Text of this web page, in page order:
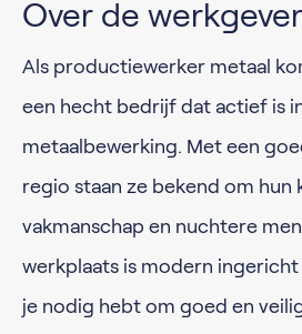
Over de werkgever
Als productiewerker metaal
een hecht bedrijf dat actief is
metaalbewerking. Met een
regio staan ze bekend om hun
vakmanschap en nuchtere
werkplaats is modern
je nodig hebt om goed en